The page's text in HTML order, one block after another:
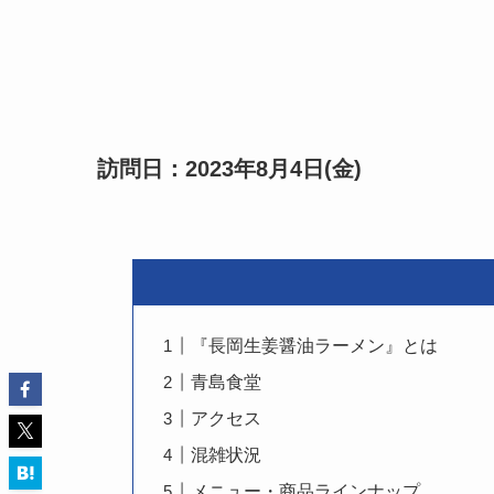
訪問日：2023年8月4日(金)
『長岡生姜醤油ラーメン』とは
青島食堂
アクセス
混雑状況